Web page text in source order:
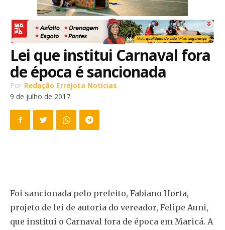
Lei que institui Carnaval fora
de época é sancionada
Por Redação ErreJota Notícias
9 de julho de 2017
Foi sancionada pelo prefeito, Fabiano Horta,
projeto de lei de autoria do vereador, Felipe Auni,
que institui o Carnaval fora de época em Maricá. A